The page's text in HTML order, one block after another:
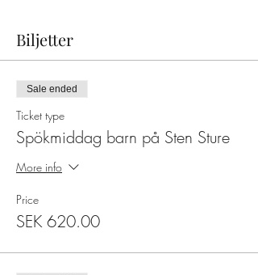
Biljetter
Sale ended
Ticket type
Spökmiddag barn på Sten Sture
More info
Price
SEK 620.00